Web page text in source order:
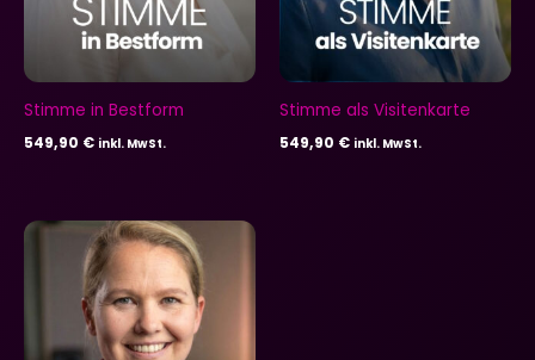
Stimme in Bestform
549,90 € inkl. MwSt.
Stimme als Visitenkarte
549,90 € inkl. MwSt.